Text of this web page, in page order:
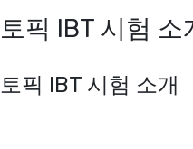
토픽 IBT 시험 소
토픽 IBT 시험 소개